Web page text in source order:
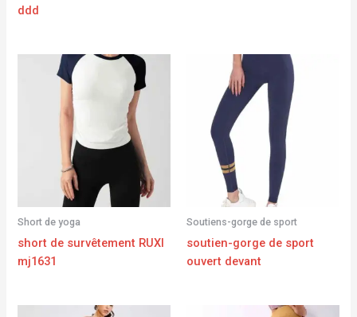
ddd
Short de yoga
short de survêtement RUXI
mj1631
Soutiens-gorge de sport
soutien-gorge de sport
ouvert devant